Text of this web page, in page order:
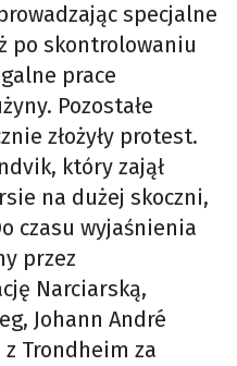
specjalne
po skontrolowaniu
prace
Pozostałe
złożyły protest.
który zajął
na dużej skoczni,
czasu wyjaśnienia
przez
Narciarską,
Johann André
Trondheim za